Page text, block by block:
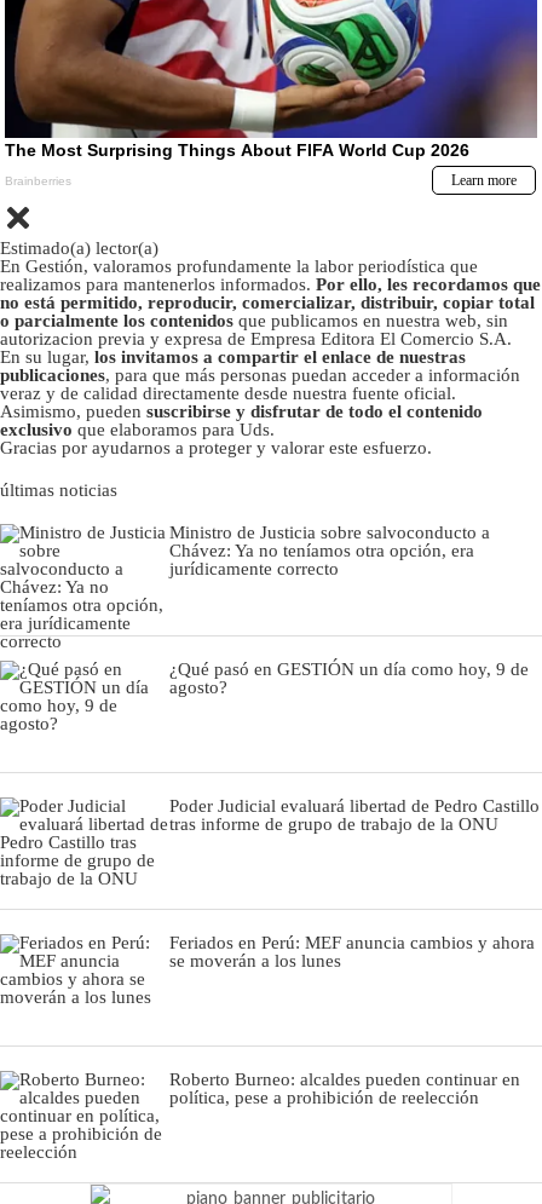
Estimado(a) lector(a)
En Gestión, valoramos profundamente la labor periodística que
realizamos para mantenerlos informados. Por ello, les recordamos que
no está permitido, reproducir, comercializar, distribuir, copiar total
o parcialmente los contenidos que publicamos en nuestra web, sin
autorizacion previa y expresa de Empresa Editora El Comercio S.A.
En su lugar, los invitamos a compartir el enlace de nuestras
publicaciones, para que más personas puedan acceder a información
veraz y de calidad directamente desde nuestra fuente oficial.
Asimismo, pueden suscribirse y disfrutar de todo el contenido
exclusivo que elaboramos para Uds.
Gracias por ayudarnos a proteger y valorar este esfuerzo.
últimas noticias
Ministro de Justicia sobre salvoconducto a
Chávez: Ya no teníamos otra opción, era
jurídicamente correcto
¿Qué pasó en GESTIÓN un día como hoy, 9 de
agosto?
Poder Judicial evaluará libertad de Pedro Castillo
tras informe de grupo de trabajo de la ONU
Feriados en Perú: MEF anuncia cambios y ahora
se moverán a los lunes
Roberto Burneo: alcaldes pueden continuar en
política, pese a prohibición de reelección